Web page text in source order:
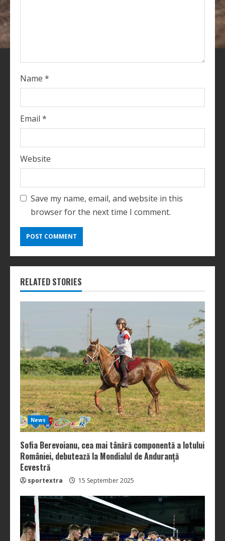
n
g
Name *
Email *
Website
Save my name, email, and website in this
browser for the next time I comment.
RELATED STORIES
News
Sofia Berevoianu, cea mai tânără componentă a lotului
României, debutează la Mondialul de Anduranță
Ecvestră
sportextra 15 September 2025